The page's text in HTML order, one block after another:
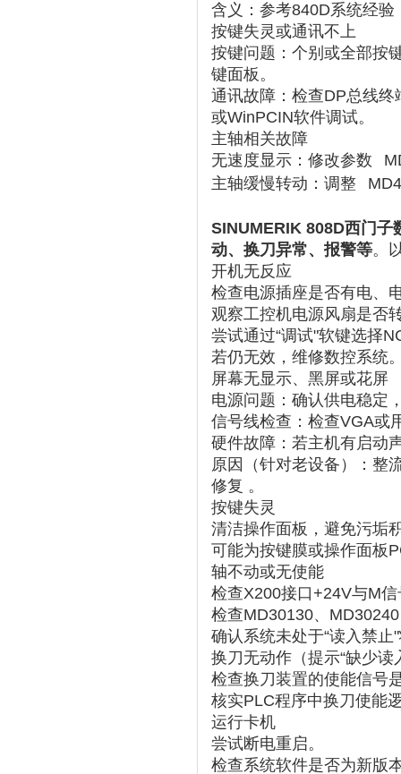
含义 ：参考840D系统经
按键失灵或通讯不上
按键问题 ：个别或全部按
键面板。
通讯故障 ：检查DP总线
或WinPCIN软件调试‌。
主轴相关故障
无速度显示 ‌：修改参数
主轴缓慢转动 ‌：调整
SINUMERIK 808D西门子
动、换刀异常、报警等。
开机无反应
检查电源插座是否有电、
观察工控机电源风扇是否
尝试通过“调试"软键选择
若仍无效，维修数控系统
屏幕无显示、黑屏或花屏
电源问题 ：确认供电稳定
信号线检查 ：检查VGA或
硬件故障 ：若主机有启动
原因
（针对老设备）：
修复 ‌。
按键失灵
清洁操作面板，避免污垢
可能为按键膜或操作面板
轴不动或无使能
检查X200接口+24V与M
检查MD30130、
确认系统未处于“读入禁止
换刀无动作（提示“缺少读
检查换刀装置的使能信号
核实PLC程序中换刀使能
运行卡机
尝试断电重启。
检查系统软件是否为新版